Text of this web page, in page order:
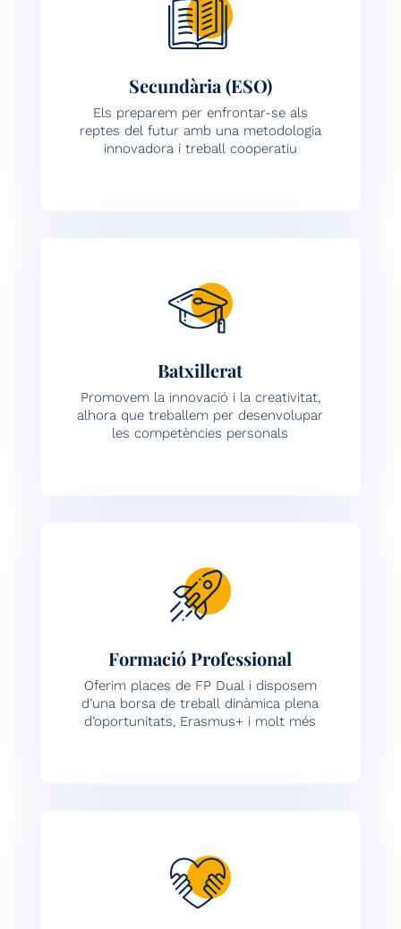
Secundària (ESO)
Els preparem per enfrontar-se als
reptes del futur amb una metodologia
innovadora i treball cooperatiu
Batxillerat
Promovem la innovació i la creativitat,
alhora que treballem per desenvolupar
les competències personals
Formació Professional
Oferim places de FP Dual i disposem
d’una borsa de treball dinàmica plena
d’oportunitats, Erasmus+ i molt més